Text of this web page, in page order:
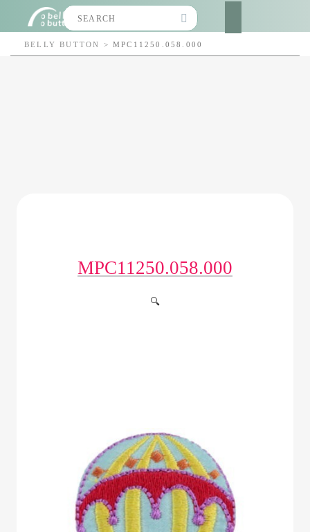
BELLY BUTTON >MPC11250.058.000
MPC11250.058.000
🔍